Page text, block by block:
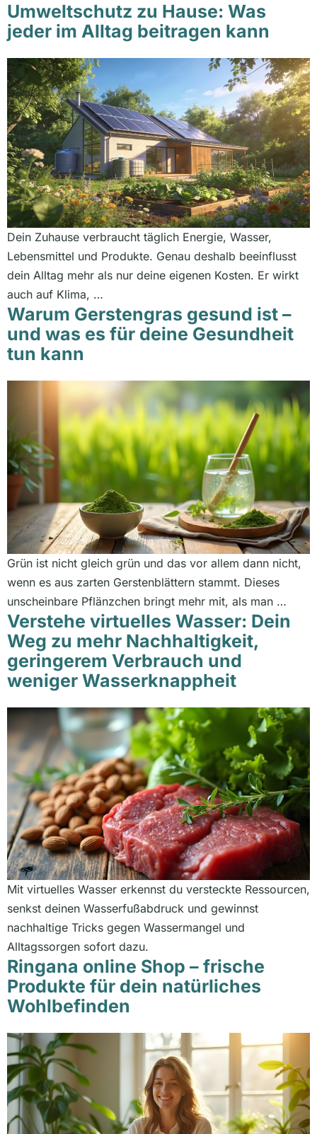
Umweltschutz zu Hause: Was
jeder im Alltag beitragen kann
Dein Zuhause verbraucht täglich Energie, Wasser,
Lebensmittel und Produkte. Genau deshalb beeinflusst
dein Alltag mehr als nur deine eigenen Kosten. Er wirkt
auch auf Klima, …
Warum Gerstengras gesund ist –
und was es für deine Gesundheit
tun kann
Grün ist nicht gleich grün und das vor allem dann nicht,
wenn es aus zarten Gerstenblättern stammt. Dieses
unscheinbare Pflänzchen bringt mehr mit, als man …
Verstehe virtuelles Wasser: Dein
Weg zu mehr Nachhaltigkeit,
geringerem Verbrauch und
weniger Wasserknappheit
Mit virtuelles Wasser erkennst du versteckte Ressourcen,
senkst deinen Wasserfußabdruck und gewinnst
nachhaltige Tricks gegen Wassermangel und
Alltagssorgen sofort dazu.
Ringana online Shop – frische
Produkte für dein natürliches
Wohlbefinden